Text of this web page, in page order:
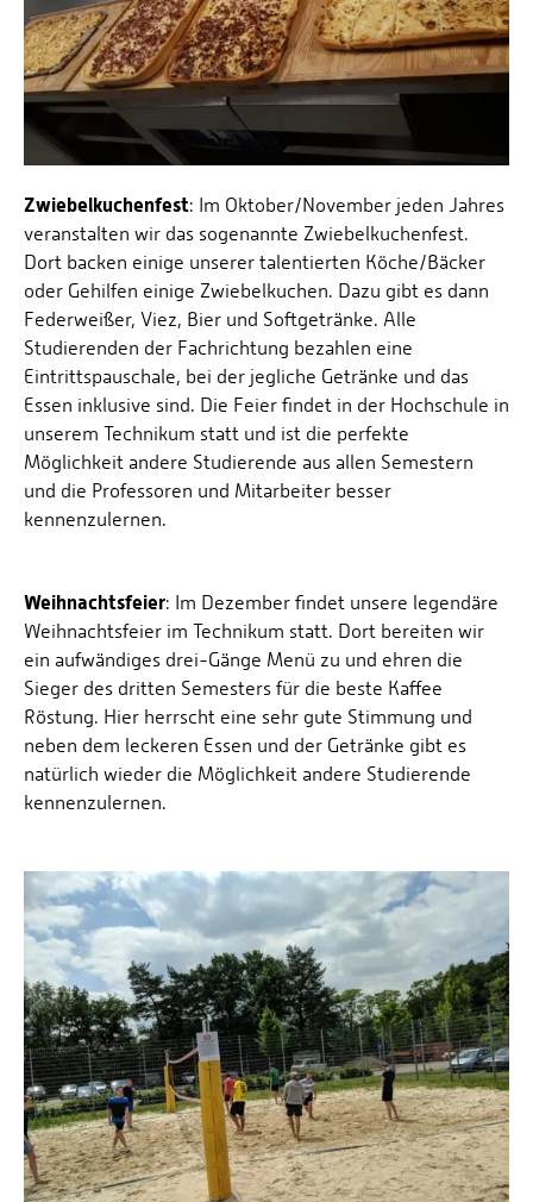
Zwiebelkuchenfest: Im Oktober/November jeden Jahres
veranstalten wir das sogenannte Zwiebelkuchenfest.
Dort backen einige unserer talentierten Köche/Bäcker
oder Gehilfen einige Zwiebelkuchen. Dazu gibt es dann
Federweißer, Viez, Bier und Softgetränke. Alle
Studierenden der Fachrichtung bezahlen eine
Eintrittspauschale, bei der jegliche Getränke und das
Essen inklusive sind. Die Feier findet in der Hochschule in
unserem Technikum statt und ist die perfekte
Möglichkeit andere Studierende aus allen Semestern
und die Professoren und Mitarbeiter besser
kennenzulernen.
Weihnachtsfeier: Im Dezember findet unsere legendäre
Weihnachtsfeier im Technikum statt. Dort bereiten wir
ein aufwändiges drei-Gänge Menü zu und ehren die
Sieger des dritten Semesters für die beste Kaffee
Röstung. Hier herrscht eine sehr gute Stimmung und
neben dem leckeren Essen und der Getränke gibt es
natürlich wieder die Möglichkeit andere Studierende
kennenzulernen.